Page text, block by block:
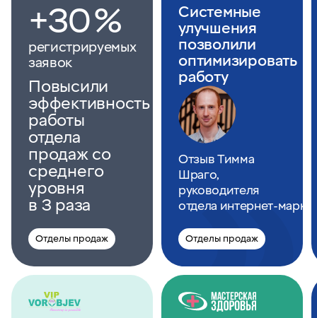
+30 %
регистрируемых
заявок
Повысили
эффективность
работы
отдела
продаж со
среднего
уровня
в 3 раза
Отделы продаж
Системные
улучшения
позволили
оптимизировать
работу
Отзыв Тимма
Шраго,
руководителя
отдела
Отделы продаж